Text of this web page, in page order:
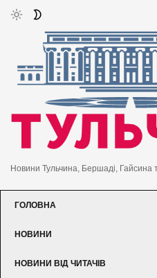
Новини Тульчина, Бершаді, Гайсина
ГОЛОВНА
НОВИНИ
НОВИНИ ВІД ЧИТАЧІВ